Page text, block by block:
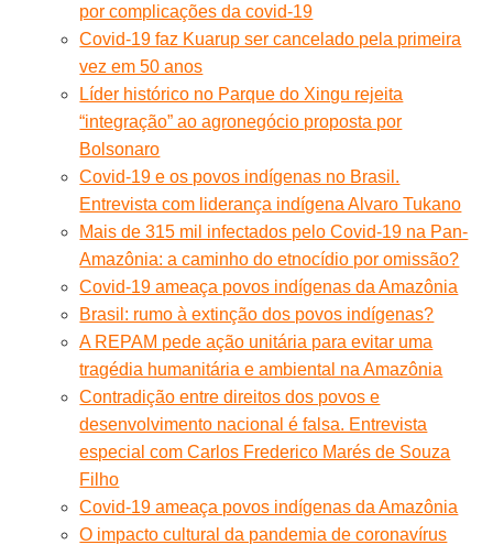
por complicações da covid-19
Covid-19 faz Kuarup ser cancelado pela primeira
vez em 50 anos
Líder histórico no Parque do Xingu rejeita
“integração” ao agronegócio proposta por
Bolsonaro
Covid-19 e os povos indígenas no Brasil.
Entrevista com liderança indígena Alvaro Tukano
Mais de 315 mil infectados pelo Covid-19 na Pan-
Amazônia: a caminho do etnocídio por omissão?
Covid-19 ameaça povos indígenas da Amazônia
Brasil: rumo à extinção dos povos indígenas?
A REPAM pede ação unitária para evitar uma
tragédia humanitária e ambiental na Amazônia
Contradição entre direitos dos povos e
desenvolvimento nacional é falsa. Entrevista
especial com Carlos Frederico Marés de Souza
Filho
Covid-19 ameaça povos indígenas da Amazônia
O impacto cultural da pandemia de coronavírus